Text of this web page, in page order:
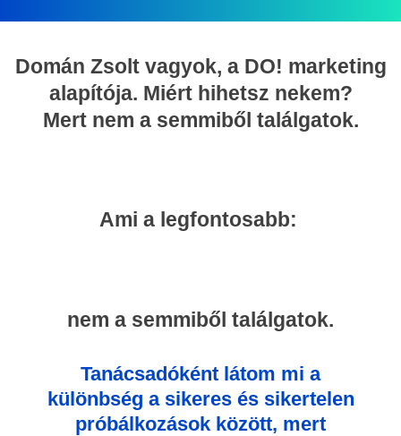
Domán Zsolt vagyok, a DO! marketing
alapítója. Miért hihetsz nekem?
Mert nem a semmiből találgatok.
Ami a legfontosabb:
nem a semmiből találgatok.
Tanácsadóként látom mi a
különbség a sikeres és sikertelen
próbálkozások között, mert